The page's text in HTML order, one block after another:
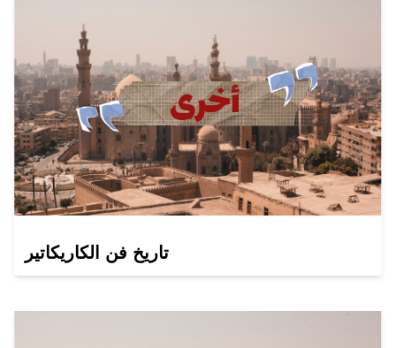
تاريخ فن الكاريكاتير